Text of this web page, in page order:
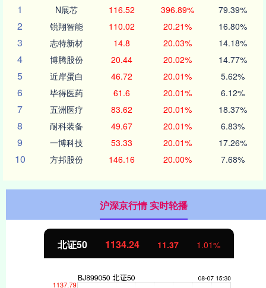
1
N展芯 116.52 396.89% 79.39%
2 锐翔智能 110.02 20.21% 16.80%
3 志特新材 14.8 20.03% 14.18%
4 博腾股份 20.44 20.02% 14.77%
5 近岸蛋白 46.72 20.01% 5.62%
6 毕得医药 61.6 20.01% 6.12%
7 五洲医疗 83.62 20.01% 18.37%
8 耐科装备 49.67 20.01% 6.83%
9 一博科技 53.33 20.01% 17.26%
10 方邦股份 146.16 20.00% 7.68%
沪深京行情 实时轮播
北证50 1134.24 11.37 1.01%